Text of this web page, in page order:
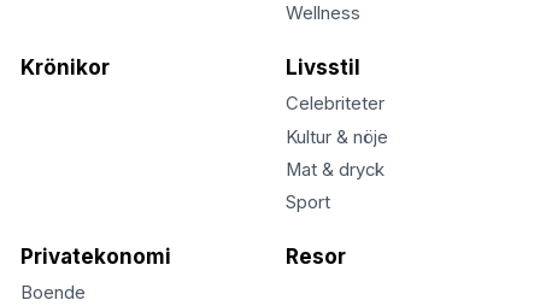
Wellness
Krönikor Livsstil
Celebriteter
Kultur & nöje
Mat & dryck
Sport
Privatekonomi
Boende
Resor